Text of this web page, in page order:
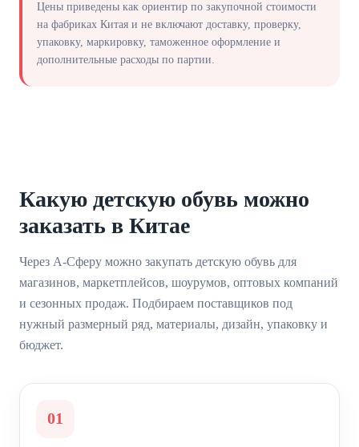
Цены приведены как ориентир по закупочной стоимости
на фабриках Китая и не включают доставку, проверку,
упаковку, маркировку, таможенное оформление и
дополнительные расходы по партии.
Какую детскую обувь можно
заказать в Китае
Через А-Сферу можно закупать детскую обувь для
магазинов, маркетплейсов, шоурумов, оптовых компаний
и сезонных продаж. Подбираем поставщиков под
нужный размерный ряд, материалы, дизайн, упаковку и
бюджет.
01